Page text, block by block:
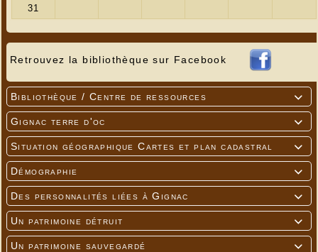
Retrouvez la bibliothèque sur Facebook

Bibliothèque / Centre de ressources

Gignac terre d'oc

Situation géographique Cartes et plan cadastral

Démographie

Des personnalités liées à Gignac

Un patrimoine détruit

Un patrimoine sauvegardé